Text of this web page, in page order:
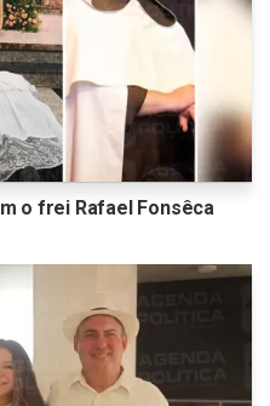
o frei Rafael Fonsêca